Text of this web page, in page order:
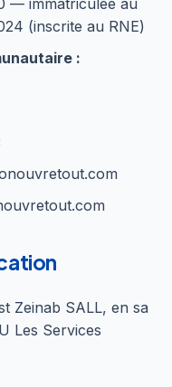
(inscrite au RNE)
:
Zeinab SALL, en sa
Les Services